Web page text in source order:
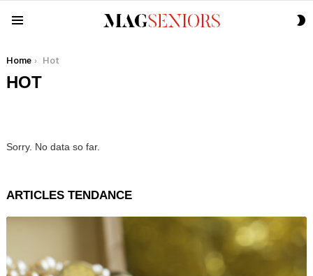
You are here:
Home Hot
HOT
Sorry. No data so far.
ARTICLES TENDANCE